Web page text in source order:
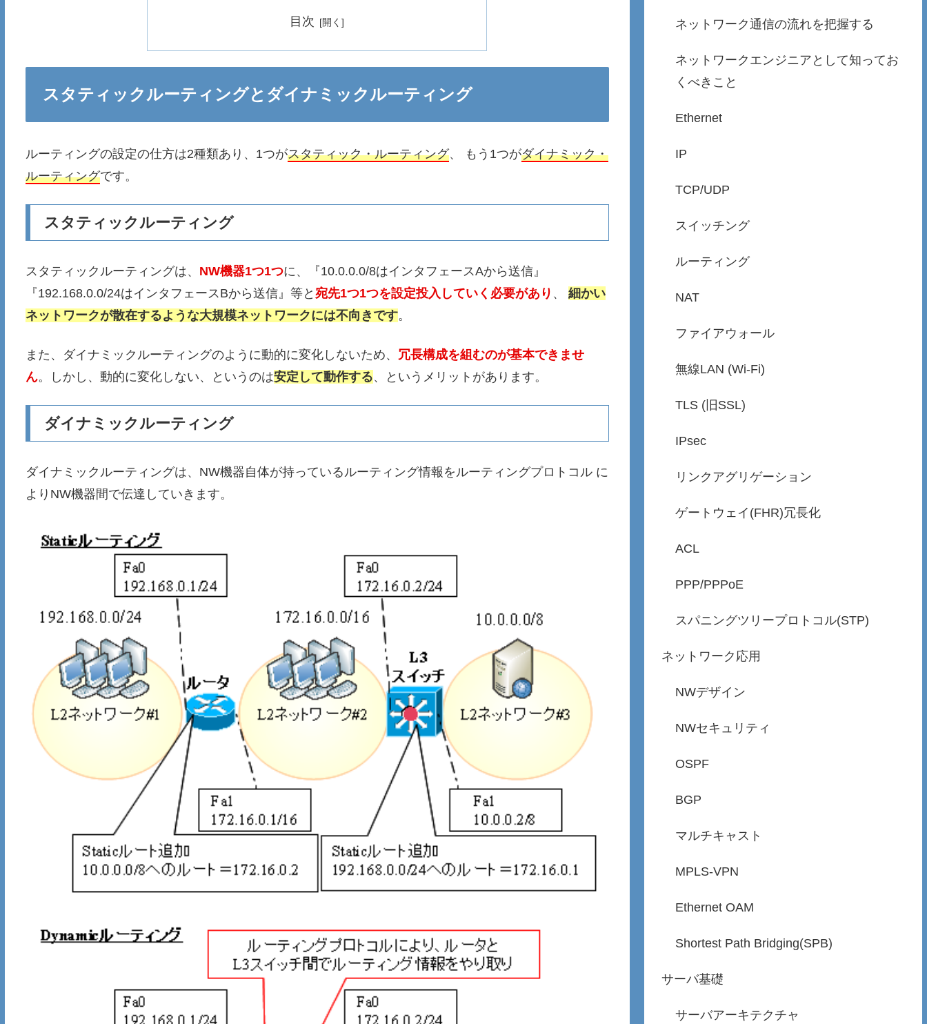
目次
スタティックルーティングとダイナミックルーティング
ルーティングの設定の仕方は2種類あり、1つがスタティック・ルーティング、 もう1つがダイナミック・
ルーティングです。
スタティックルーティング
スタティックルーティングは、 NW機器1つ1つに、『10.0.0.0/8はインタフェースAから送信』
『192.168.0.0/24はインタフェースBから送信』等と 宛先1つ1つを設定投入していく必要があり 、 細かい
ネットワークが散在するような大規模ネットワークには不向きです。
また、ダイナミックルーティングのように動的に変化しないため、 冗長構成を組むのが基本できませ
ん。しかし、動的に変化しない、というのは安定して動作する、というメリットがあります。
ダイナミックルーティング
ダイナミックルーティングは、NW機器自体が持っているルーティング情報をルーティングプロトコル に
よりNW機器間で伝達していきます。
ネットワーク通信の流れを把握する
ネットワークエンジニアとして知ってお
くべきこと
Ethernet
IP
TCP/UDP
スイッチング
ルーティング
NAT
ファイアウォール
無線LAN (Wi-Fi)
TLS (旧SSL)
IPsec
リンクアグリゲーション
ゲートウェイ(FHR)冗長化
ACL
PPP/PPPoE
スパニングツリープロトコル(STP)
ネットワーク応用
NWデザイン
NWセキュリティ
OSPF
BGP
マルチキャスト
MPLS-VPN
Ethernet OAM
Shortest Path Bridging(SPB)
サーバ基礎
サーバアーキテクチャ